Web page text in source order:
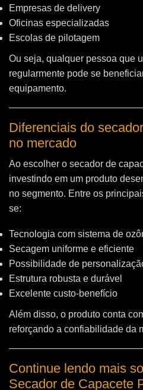
Empresas de delivery
Oficinas especializadas
Escolas de pilotagem
Ou seja, qualquer pessoa que
regularmente pode se
equipamento.
Diferenciais do
no mercado
Ao escolher o secador de
investindo em um produto
no segmento. Entre os
se:
Tecnologia com sistema de
Secagem uniforme e eficiente
Possibilidade de
Estrutura robusta e durável
Excelente custo-benefício
Além disso, o produto conta
reforçando a confiabilidade da
Continue lendo mais
Secador de Capacete